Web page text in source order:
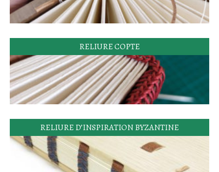
RELIURE COPTE
RELIURE D’INSPIRATION BYZANTINE